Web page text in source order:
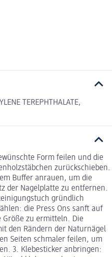
TEREPHTHALATE,
Form feilen und die
zurückschieben.
Buffer anrauen, um die
der Nagelplatte zu entfernen.
gründlich
die Press Ons sanft auf
Größe zu ermitteln. Die
den Rändern der Naturnägel
Seiten schmaler feilen, um
3. Klebesticker anbringen: